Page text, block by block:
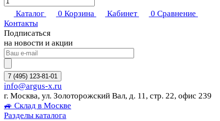
Каталог 0 Корзина Кабинет 0 Сравнение
Контакты
Подписаться
на новости и акции
7 (495) 123-81-01
info@argus-x.ru
г. Москва, ул. Золоторожский Вал, д. 11, стр. 22, офис 239
🚙 Склад в Москве
Разделы каталога